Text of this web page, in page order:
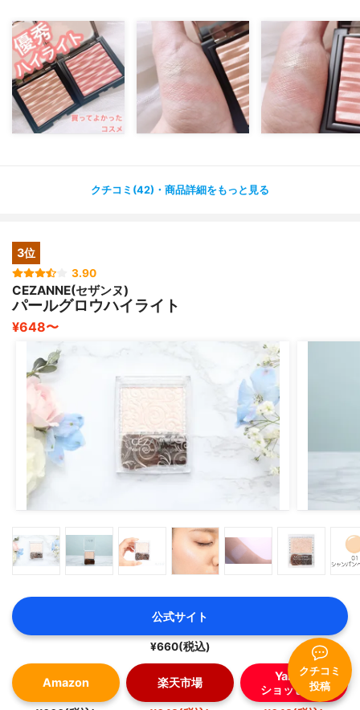
クチコミ
投稿
ナチュラルな日にも濃いメイクの日にも使えます！
上品でかなり好き！
私的には指塗りで塗るのがおすすめ！
頬も指で塗るとより密着力上がります🐯◎！
✔メガ割マストバイに入れようと思っていたくらい好き！
メガ割前にCLIO決算セールしてて在庫がなかったのを確
✔03 GOLDEN TIME
ベージュベースに細かいシルバーラメ！！
ベージュの影響か、ゴールドラメもあるように思えます💭
(実際入っているのかも…？)
スタンダードに使いやすいハイライトをお探しならこっ
ち！
シルバーラメ苦手なイエべ秋の私も、顔色悪くならず使え
ました👍🏻
肌なじみも良く、溶け込むような艶になるので
ハイライト難民さんにぜひ使って欲しい商品です！
✔04 PINK SPARKLING
ゴールドラメと聞いて買いましたが大正解！
こっちのカラーの方がゴールドラメ感が強いです！
日本のプチプラでゴールドラメあんまりないから、
ゴールドラメ好きさん本当に買って欲しい！
スウォッチは指でギューって押し付けながら塗ってるので
優しく塗れば淡くなり、チークとしても使いやすいです
👏🏻
チークレス派だけど少し血色が欲しい人、
時短メイクをしたい人、ゴールドラメ好きさんにゴリ押し
したいカラーです！
クチコミ(42)・商品詳細をもっと見る
3位
3.90
CEZANNE(セザンヌ)
パールグロウハイライト
¥648〜
公式サイト
¥660(税込)
Amazon 楽天市場
Yahoo!
ショッピング